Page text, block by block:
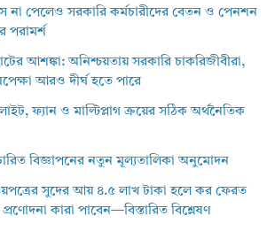
না পেলেও সরকারি কর্মচারীদের বেতন ও পেনশন
পরামর্শ
আশঙ্কা: অনিশ্চয়তায় সরকারি চাকরিজীবীরা,
আরও দীর্ঘ হতে পারে
ফ্যান ও মাল্টিপ্লাগ ক্রয়ের সঠিক অর্থনৈতিক
বিজ্ঞাপনের নতুন মূল্যতালিকা অনুমোদন
সুদের আয় ৪.৫ লাখ টাকা হলে কর ফেরত
কারা পাবেন—বিস্তারিত বিশ্লেষণ